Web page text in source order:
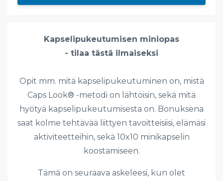
Kapselipukeutumisen miniopas
- tilaa tästä ilmaiseksi
Opit mm. mitä kapselipukeutuminen on, mistä
Caps Look® -metodi on lähtöisin, sekä mitä
hyötyä kapselipukeutumisesta on. Bonuksena
saat kolme tehtävää liittyen tavoitteisiisi, elämäsi
aktiviteetteihin, sekä 10x10 minikapselin
koostamiseen.
Tämä on seuraava askeleesi, kun olet